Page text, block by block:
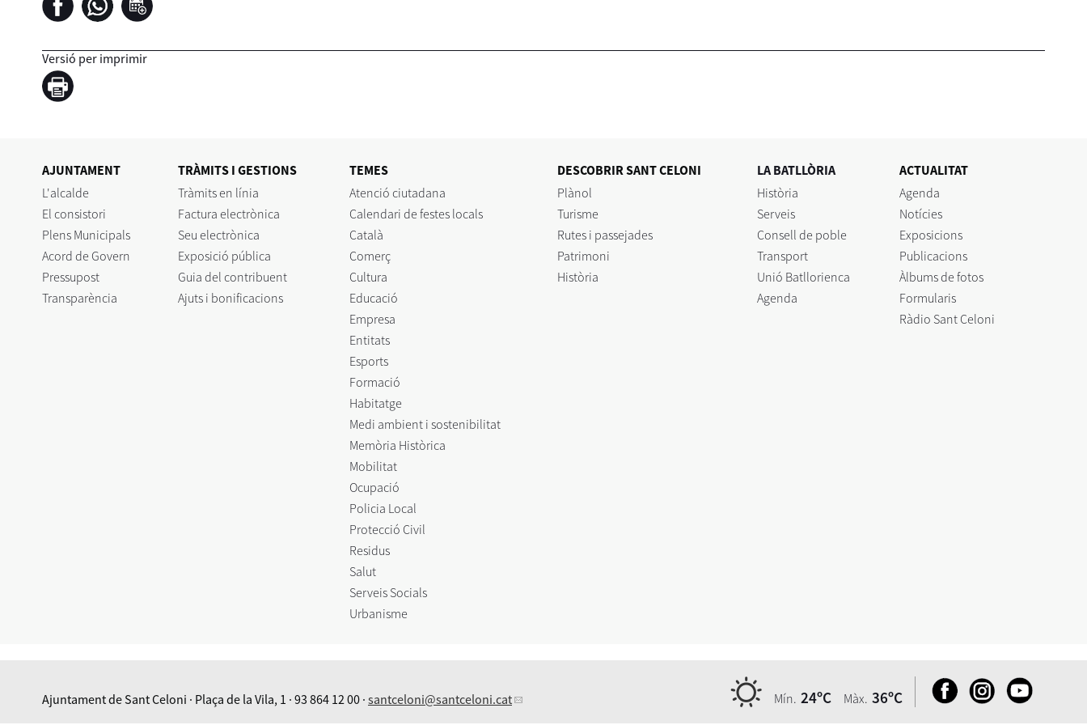
Versió per imprimir
AJUNTAMENT
L'alcalde
El consistori
Plens Municipals
Acord de Govern
Pressupost
Transparència
TRÀMITS I GESTIONS
Tràmits en línia
Factura electrònica
Seu electrònica
Exposició pública
Guia del contribuent
Ajuts i bonificacions
TEMES
Atenció ciutadana
Calendari de festes locals
Català
Comerç
Cultura
Educació
Empresa
Entitats
Esports
Formació
Habitatge
Medi ambient i sostenibilitat
Memòria Històrica
Mobilitat
Ocupació
Policia Local
Protecció Civil
Residus
Salut
Serveis Socials
Urbanisme
DESCOBRIR SANT CELONI
Plànol
Turisme
Rutes i passejades
Patrimoni
Història
LA BATLLÒRIA
Història
Serveis
Consell de poble
Transport
Unió Batllorienca
Agenda
ACTUALITAT
Agenda
Notícies
Exposicions
Publicacions
Àlbums de fotos
Formularis
Ràdio Sant Celoni
Ajuntament de Sant Celoni · Plaça de la Vila, 1 · 93 864 12 00 · santceloni@santceloni.cat Mín. 24ºC Màx. 36ºC